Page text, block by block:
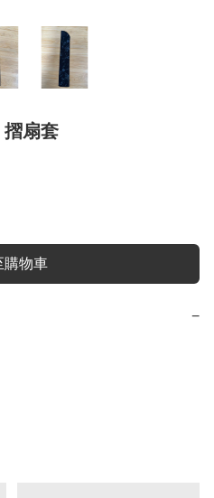
摺扇套
購物車
−